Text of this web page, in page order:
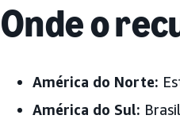
Onde o
América do Norte:
América do Sul: Brasil